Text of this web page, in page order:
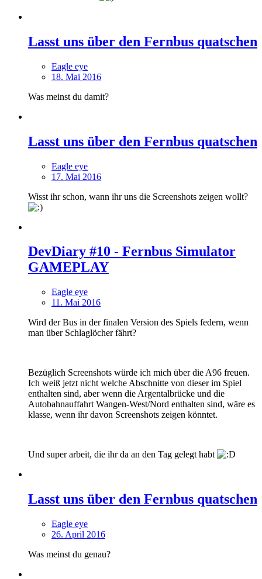
Lasst uns über den Fernbus quatschen
Eagle eye
18. Mai 2016
Was meinst du damit?
Lasst uns über den Fernbus quatschen
Eagle eye
17. Mai 2016
Wisst ihr schon, wann ihr uns die Screenshots zeigen wollt?
DevDiary #10 - Fernbus Simulator
GAMEPLAY
Eagle eye
11. Mai 2016
Wird der Bus in der finalen Version des Spiels federn, wenn
man über Schlaglöcher fährt?
Bezüglich Screenshots würde ich mich über die A96 freuen.
Ich weiß jetzt nicht welche Abschnitte von dieser im Spiel
enthalten sind, aber wenn die Argentalbrücke und die
Autobahnauffahrt Wangen-West/Nord enthalten sind, wäre es
klasse, wenn ihr davon Screenshots zeigen könntet.
Und super arbeit, die ihr da an den Tag gelegt habt
Lasst uns über den Fernbus quatschen
Eagle eye
26. April 2016
Was meinst du genau?